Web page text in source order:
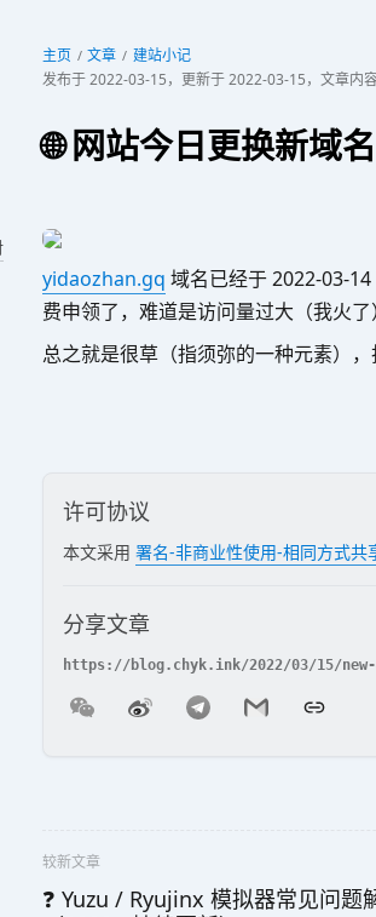
主页 文章
建站小记
发布于2022-03-15，更新于2022-03-15，文章内
🌐 网站今日更换新域名
yidaozhan.gq 域名已经于 2022-03-
费申领了，难道是访问量过大（我火了
总之就是很草（指须弥的一种元素）
许可协议
本文采用 署名-非商业性使用-相同方式共
分享文章
较新文章
❓ Yuzu / Ryujinx 模拟器常见问题